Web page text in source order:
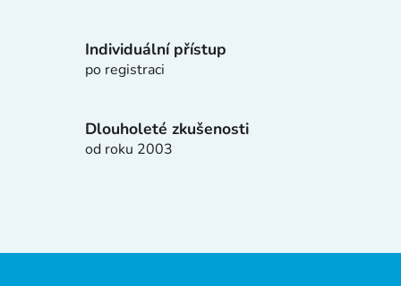
p
u
Individuální přístup
po registraci
Dlouholeté zkušenosti
od roku 2003